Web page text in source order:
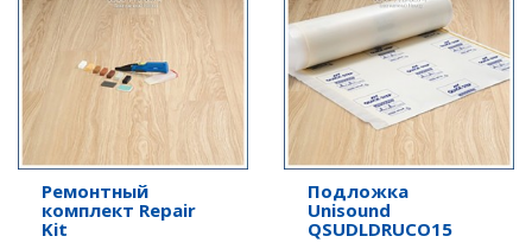
Ремонтный
комплект Repair
Kit
Подложка
Unisound
QSUDLDRUCO15